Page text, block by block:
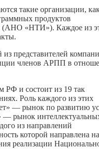
такие организации,
продуктов
(АНО «НТИ»). Каждое из
представителей
членов АРПП в
РФ и состоит из 19 так
Роль каждого из этих
— рынок по развитию
— рынок
из направлений
которой направлена на
реализации